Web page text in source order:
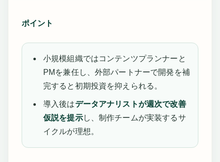
ポイント
小規模組織ではコンテンツプランナーと
PMを兼任し、外部パートナーで開発を補
完すると初期投資を抑えられる。
導入後はデータアナリストが週次で改善
仮説を提示し、制作チームが実装するサ
イクルが理想。